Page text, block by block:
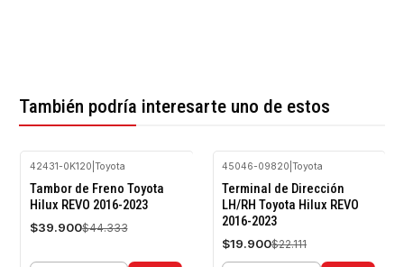
También podría interesarte uno de estos
-10%
OFF
42431-0K120 Toyota
Tambor de Freno Toyota
Hilux REVO 2016-2023
$39.900$44.333
-10%
OFF
45046-09820 Toyota
Terminal de Dirección
LH/RH Toyota Hilux REVO
2016-2023
$19.900$22.111